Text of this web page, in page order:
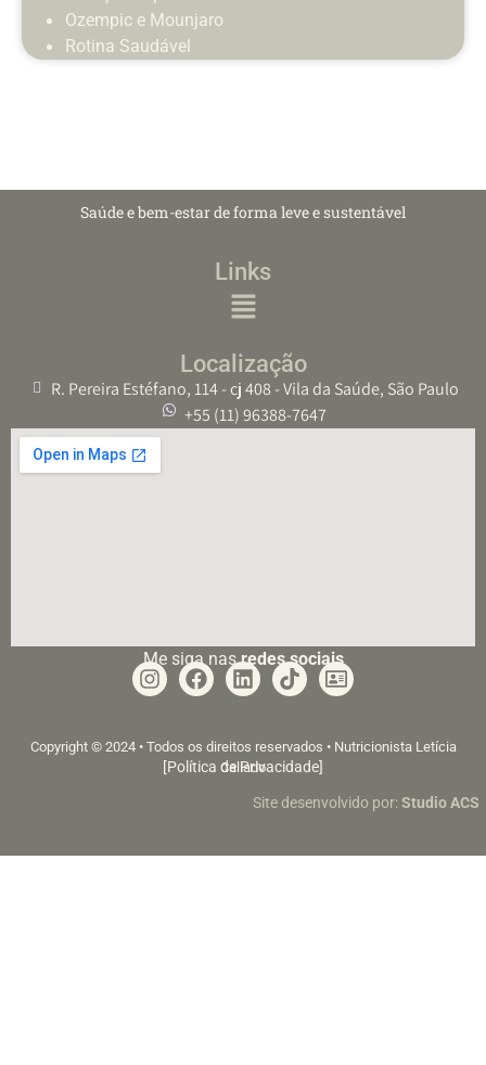
Ozempic e Mounjaro
Rotina Saudável
Saúde e bem-estar de forma leve e sustentável
Links
Localização
R. Pereira Estéfano, 114 - cj 408 - Vila da Saúde, São Paulo
+55 (11) 96388-7647
Me siga nasredes sociais
Copyright © 2024 • Todos os direitos reservados • Nutricionista Letícia
Callado
[Política de Privacidade]
Site desenvolvido por:Studio ACS